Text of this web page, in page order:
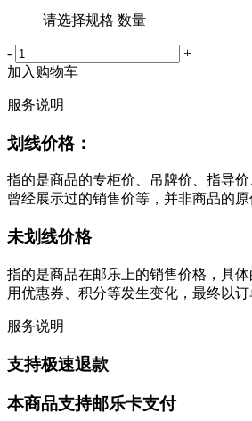
请选择规格 数量
-
+
加入购物车
服务说明
划线价格：
指的是商品的专柜价、吊牌价、指导
曾经展示过的销售价等，并非商品的原
未划线价格
指的是商品在邮乐上的销售价格，具
用优惠券、积分等发生变化，最终以订
服务说明
支持极速退款
本商品支持邮乐卡支付